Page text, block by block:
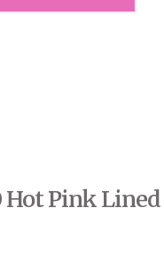
Hot Pink Lined